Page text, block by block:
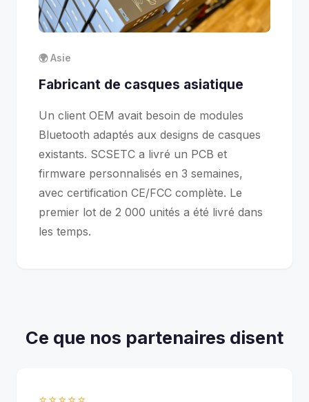
🌍 Asie
Fabricant de casques asiatique
Un client OEM avait besoin de modules
Bluetooth adaptés aux designs de casques
existants. SCSETC a livré un PCB et
firmware personnalisés en 3 semaines,
avec certification CE/FCC complète. Le
premier lot de 2 000 unités a été livré dans
les temps.
Ce que nos partenaires disent